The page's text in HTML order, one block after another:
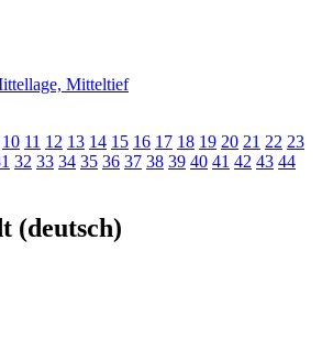
Mitteltief
10 11 12 13 14 15 16 17 18 19 20 21 22 23
32 33 34 35 36 37 38 39 40 41 42 43 44
(deutsch)